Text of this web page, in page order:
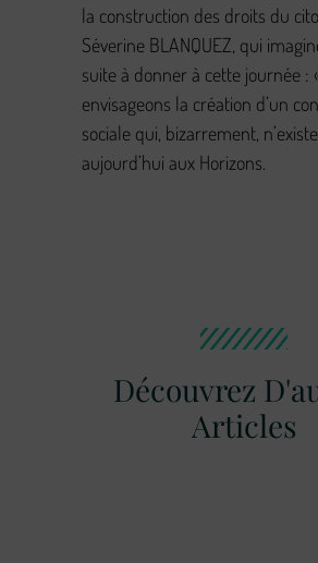
la construction des droits du
Séverine BLANQUEZ, qui
suite à donner à cette journée :
envisageons la création d’un
sociale qui, bizarrement,
aujourd’hui aux Horizons.
Découvrez
Articles